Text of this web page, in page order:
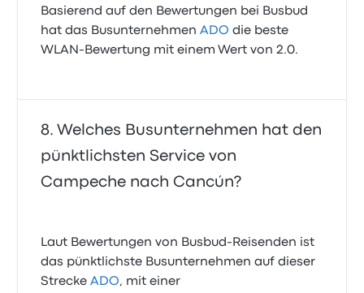
Basierend auf den Bewertungen bei Busbud
hat das BusunternehmenADO die beste
WLAN-Bewertung mit einem Wert von 2.0.
Welches Busunternehmen hat den
pünktlichsten Service von
Campeche nach Cancún?
Laut Bewertungen von Busbud-Reisenden ist
das pünktlichste Busunternehmen auf dieser
StreckeADO, mit einer